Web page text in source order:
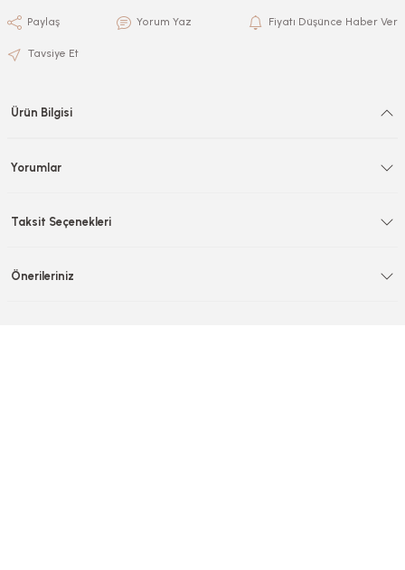
Yorum Yaz Fiyatı Düşünce Haber Ver
Tavsiye Et
Paylaş
Ürün Bilgisi
Yorumlar
Taksit Seçenekleri
Önerileriniz